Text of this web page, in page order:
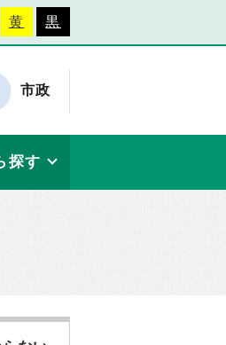
黄 黒
市政
探す